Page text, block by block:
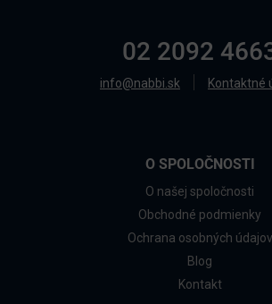
02 2092
info@nabbi.sk Kontaktné
O SPOLOČNOSTI
O našej spoločnosti
Obchodné podmienky
Ochrana osobných údajov
Blog
Kontakt